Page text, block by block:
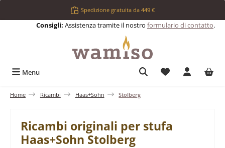
Passa al contenuto principaleSpedizione gratuita da 449 €
Consigli: Assistenza tramite il nostro formulario di contatto.
Menu Hai 0 articoli
Home Ricambi Haas+Sohn Stolberg
Ricambi originali per stufa
Haas+Sohn Stolberg